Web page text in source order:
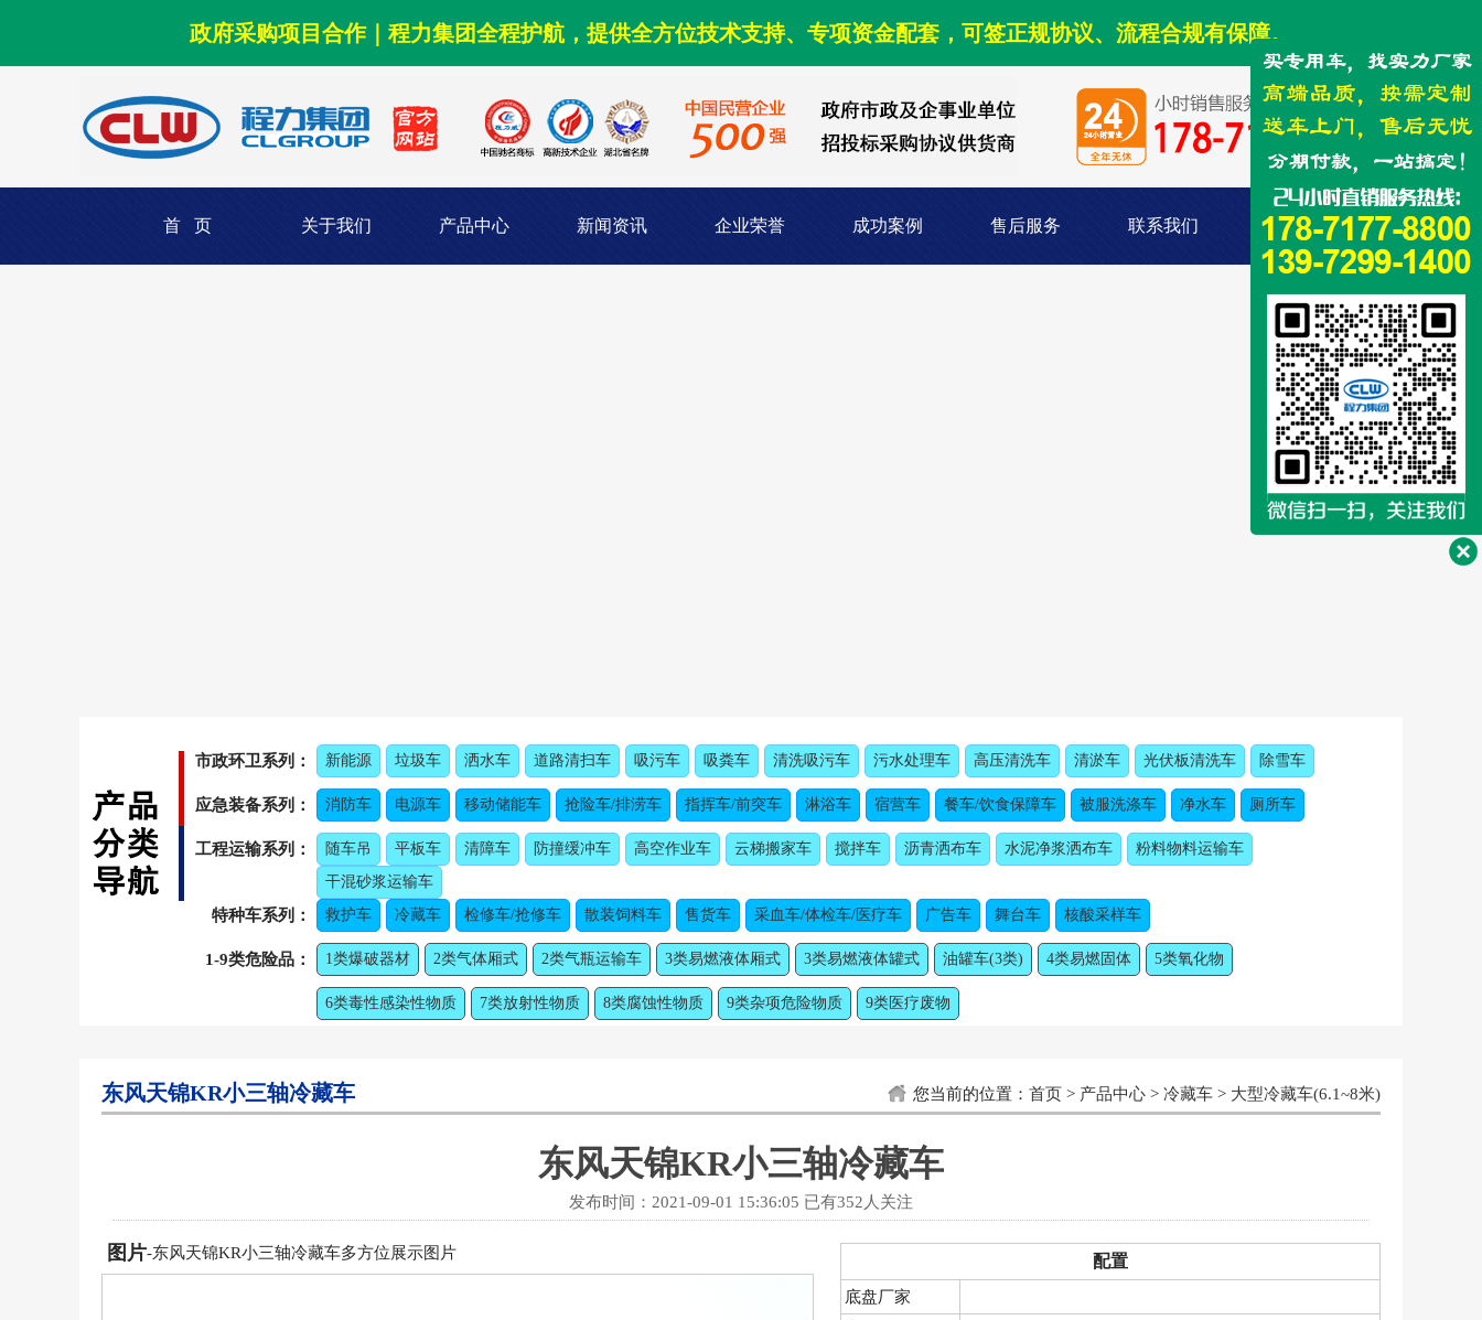
政府采购项目合作｜程力集团全程护航，提供全方位技术支持、专项资金配套，可签正规协议、流程合规有保障。
首 页 关于我们 产品中心 新闻资讯 企业荣誉 成功案例 售后服务 联系我们
市政环卫系列： 新能源 垃圾车 洒水车 道路清扫车 吸污车 吸粪车 清洗吸污车 污水处理车 高压清洗车 清淤车 光伏板清洗车 除雪车
应急装备系列： 消防车 电源车 移动储能车 抢险车/排涝车 指挥车/前突车 淋浴车 宿营车 餐车/饮食保障车 被服洗涤车 净水车 厕所车
工程运输系列： 随车吊 平板车 清障车 防撞缓冲车 高空作业车 云梯搬家车 搅拌车 沥青洒布车 水泥净浆洒布车
粉料物料运输车
干混砂浆运输车
特种车系列： 救护车 冷藏车 检修车/抢修车 散装饲料车 售货车 采血车/体检车/医疗车 广告车 舞台车 核酸采样车
1-9类危险品： 1类爆破器材 2类气体厢式 2类气瓶运输车 3类易燃液体厢式 3类易燃液体罐式 油罐车(3类) 4类易燃固体 5类氧化物
6类毒性感染性物质 7类放射性物质 8类腐蚀性物质 9类杂项危险物质 9类医疗废物
东风天锦KR小三轴冷藏车 您当前的位置： 首页 > 产品中心 > 冷藏车 > 大型冷藏车(6.1~8米)
东风天锦KR小三轴冷藏车
发布时间： 2021-09-01 15:36:05 已有352人关注
图片-东风天锦KR小三轴冷藏车多方位展示图片
配置
底盘厂家